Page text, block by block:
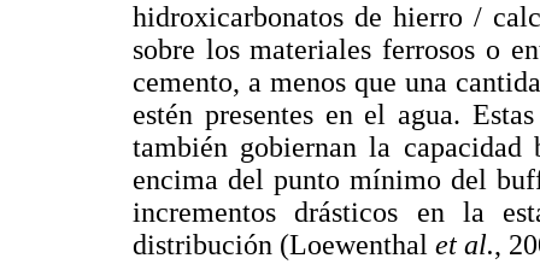
hidroxicarbonatos de hierro /
sobre los materiales ferrosos o
cemento, a menos que una
estén presentes en el agua.
también gobiernan la
encima del punto mínimo del
incrementos drásticos en la
distribución (Loewenthal et al.,